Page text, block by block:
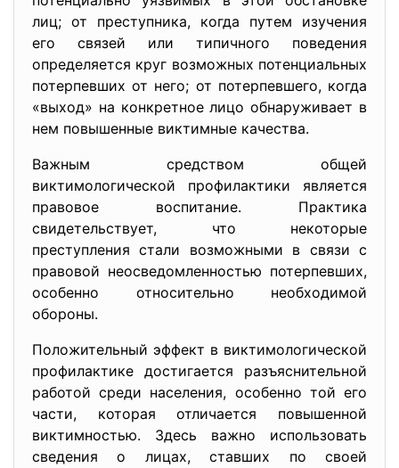
лиц; от преступника, когда путем изучения
его связей или типичного поведения
определяется круг возможных потенциальных
потерпевших от него; от потерпевшего, когда
«выход» на конкретное лицо обнаруживает в
нем повышенные виктимные качества.
Важным средством общей
виктимологической профилактики является
правовое воспитание. Практика
свидетельствует, что некоторые
преступления стали возможными в связи с
правовой неосведомленностью потерпевших,
особенно относительно необходимой
обороны.
Положительный эффект в виктимологической
профилактике достигается разъяснительной
работой среди населения, особенно той его
части, которая отличается повышенной
виктимностью. Здесь важно использовать
сведения о лицах, ставших по своей